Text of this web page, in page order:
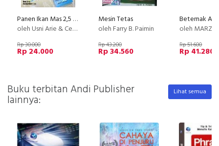
Panen Ikan Mas 2,5 bulan (Bobot panen 180-200 g per ekor)
oleh Usni Arie & Cecep Muharam
Rp 30.000
Rp 24.000
Mesin Tetas
oleh Farry B. Paimin
Rp 43.200
Rp 34.560
oleh MARZUKI
Rp 51.600
Rp 41.280
Buku terbitan Andi Publisher
lainnya:
Lihat semua